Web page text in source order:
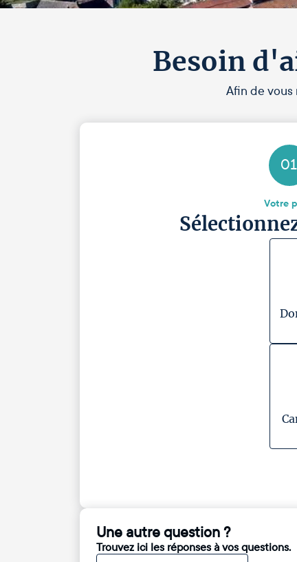
Besoin
Afin de vous
01
Votre
Une autre question ?
Trouvez ici les réponses à vos questions.